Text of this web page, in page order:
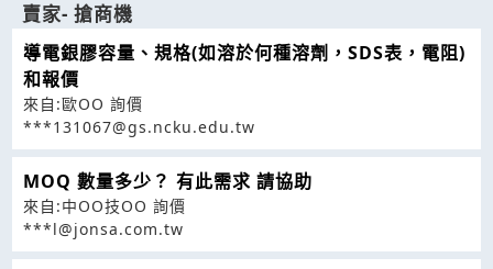
賣家- 搶商機
導電銀膠容量、規格(如溶於何種溶劑，SDS表，電阻)
和報價
來自:歐OO 詢價
***131067@gs.ncku.edu.tw
MOQ 數量多少？ 有此需求 請協助
來自:中OO技OO 詢價
***l@jonsa.com.tw